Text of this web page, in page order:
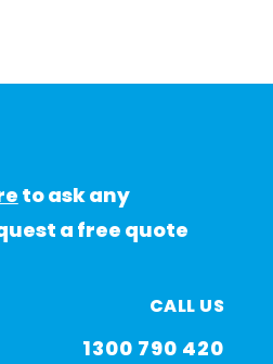
to ask any
a free quote
CALL US
1300 790 420